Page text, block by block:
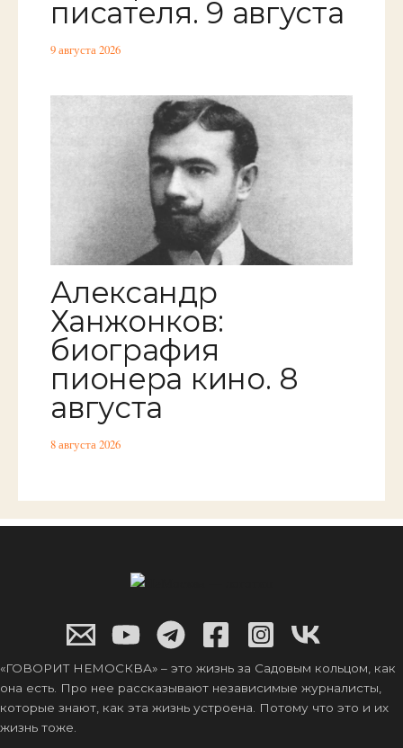
писателя. 9 августа
9 августа 2026
Александр
Ханжонков:
биография
пионера кино. 8
августа
8 августа 2026
«ГОВОРИТ НЕМОСКВА» – это жизнь за Садовым кольцом, как
она есть. Про нее рассказывают независимые журналисты,
которые знают, как эта жизнь устроена. Потому что это и их
жизнь тоже.